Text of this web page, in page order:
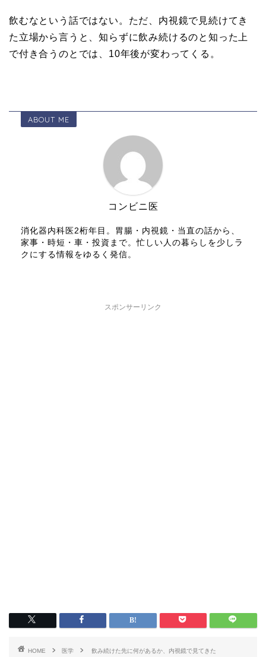
飲むなという話ではない。ただ、内視鏡で見続けてき
た立場から言うと、知らずに飲み続けるのと知った上
で付き合うのとでは、10年後が変わってくる。
ABOUT ME
コンビニ医
消化器内科医2桁年目。胃腸・内視鏡・当直の話から、
家事・時短・車・投資まで。忙しい人の暮らしを少しラ
クにする情報をゆるく発信。
スポンサーリンク
HOME 医学 飲み続けた先に何があるか、内視鏡で見てきた